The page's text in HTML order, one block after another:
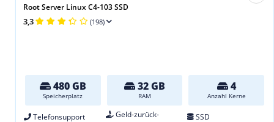
Root Server Linux C4-103 SSD
3,3 (198)
480 GB
Speicherplatz
32 GB
RAM
4
Anzahl Kerne
Telefonsupport
Geld-zurück-
SSD